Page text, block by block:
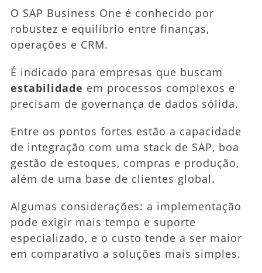
O SAP Business One é conhecido por
robustez e equilíbrio entre finanças,
operações e CRM.
É indicado para empresas que buscam
estabilidade em processos complexos e
precisam de governança de dados sólida.
Entre os pontos fortes estão a capacidade
de integração com uma stack de SAP, boa
gestão de estoques, compras e produção,
além de uma base de clientes global.
Algumas considerações: a implementação
pode exigir mais tempo e suporte
especializado, e o custo tende a ser maior
em comparativo a soluções mais simples.